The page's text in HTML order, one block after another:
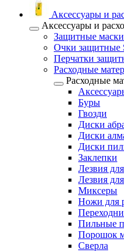
Аксессуары и
Аксессуары и
Защитные
Очки защитные
Перчатки
Расходные
Расходные
Буры
Гвозди
Диски
Диски
Диски
Заклепки
Лезвия
Лезвия
Миксеры
Ножи для
Пильные
Порошок
Сверла